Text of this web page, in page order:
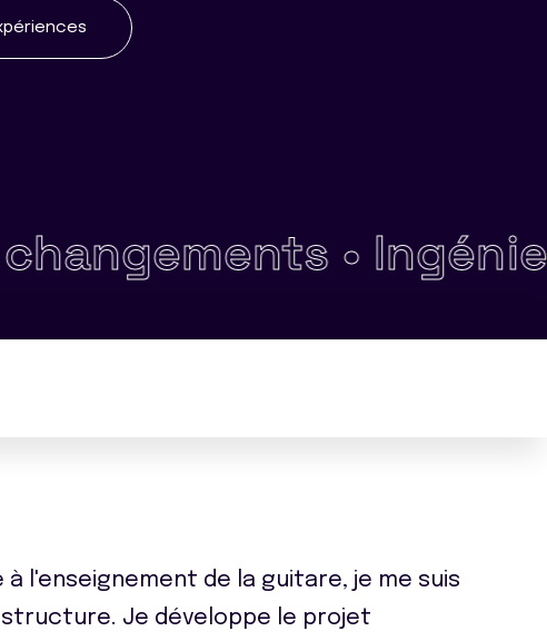
•Ingénierie
l'enseignement de la guitare, je me suis
Je développe le projet